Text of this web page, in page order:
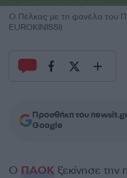
Ο Πέλκας με τη φανέλα
EUROKINISSI)
Προσθήκη του
Google
Ο ΠΑΟΚ ξεκίνησε την